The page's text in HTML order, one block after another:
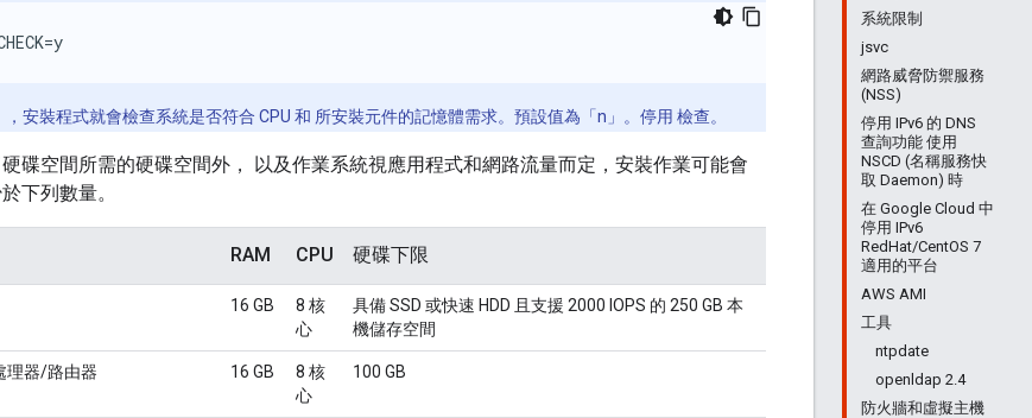
系統限制
jsvc
網路威脅防禦服務
(NSS)
停用 IPv6 的 DNS
查詢功能 使用
NSCD (名稱服務快
取 Daemon) 時
在 Google Cloud 中
停用 IPv6
RedHat/CentOS 7
適用的平台
AWS AMI
工具
ntpdate
openldap 2.4
防火牆和虛擬主機
安裝程式就會檢查系統是否符合 CPU 和 所安裝元件的記憶體需求。預設值為「n」。停用 檢查。
碟空間所需的硬碟空間外， 以及作業系統視應用程式和網路流量而定，安裝作業可能會
下列數量。
RAM CPU 硬碟下限
16 GB
8 核
心
具備 SSD 或快速 HDD 且支援 2000 IOPS 的 250 GB 本
機儲存空間
理器/路由器 16 GB
8 核
心
100 GB